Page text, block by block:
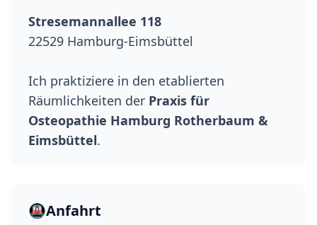
Stresemannallee 118
22529 Hamburg-Eimsbüttel
Ich praktiziere in den etablierten
Räumlichkeiten der Praxis für
Osteopathie Hamburg Rotherbaum &
Eimsbüttel.
🚇Anfahrt